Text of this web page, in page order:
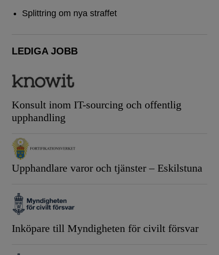
Splittring om nya straffet
LEDIGA JOBB
Konsult inom IT-sourcing och offentlig
upphandling
Upphandlare varor och tjänster – Eskilstuna
Inköpare till Myndigheten för civilt försvar